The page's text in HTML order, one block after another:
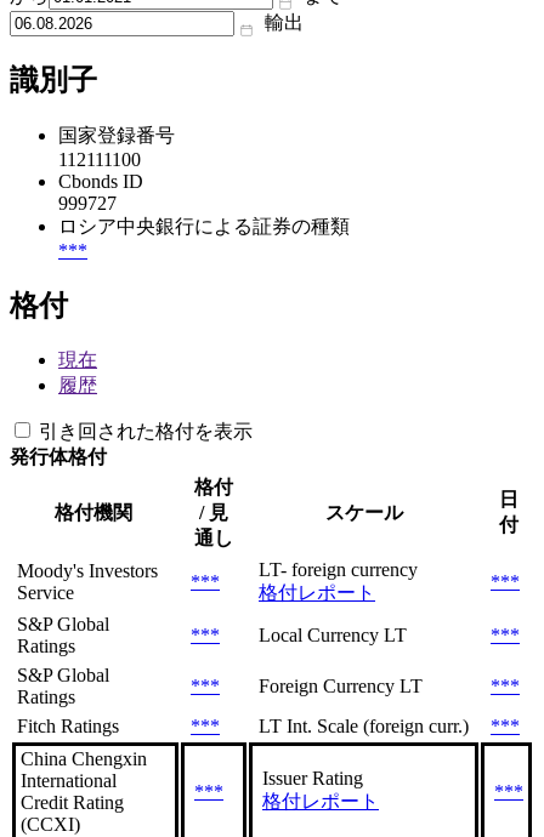
輸出
識別子
国家登録番号
112111100
Cbonds ID
999727
ロシア中央銀行による証券の種類
***
格付
現在
履歴
引き回された格付を表示
発行体格付
格付機関
格付
/ 見
通し
スケール
日
付
Moody's Investors
Service
***
LT- foreign currency
格付レポート
***
S&P Global
Ratings
*** Local Currency LT
***
S&P Global
Ratings
*** Foreign Currency LT
***
Fitch Ratings
*** LT Int. Scale (foreign curr.)
***
China Chengxin
International
Credit Rating
(CCXI)
***
Issuer Rating
格付レポート
***